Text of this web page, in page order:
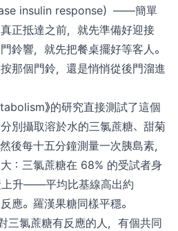
insulin response）——簡單
正抵達之前，就先準備好迎接
鈴響，就先把餐桌擺好等客人。
那個門鈴，還是悄悄從後門溜進
》的研究直接測試了這個
別攝取溶於水的三氯蔗糖、甜菊
後每十五分鐘測量一次胰島素，
：三氯蔗糖在 68% 的受試者身
上升——平均比基線高出約
應。羅漢果糖同樣平穩。
三氯蔗糖有反應的人，有個共同